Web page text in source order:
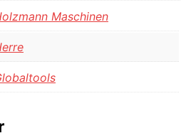
Maschinen